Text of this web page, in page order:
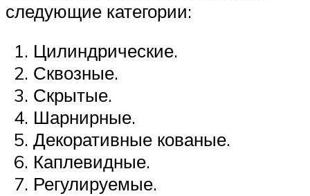
следующие категории:
Цилиндрические.
Сквозные.
Скрытые.
Шарнирные.
Декоративные кованые.
Каплевидные.
Регулируемые.